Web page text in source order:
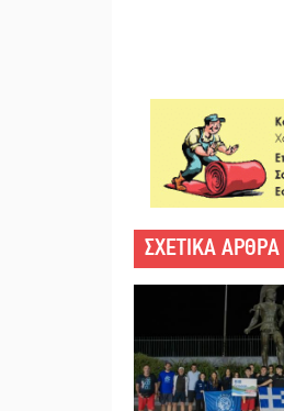
ΣΧΕΤΙΚΑ ΑΡΘΡΑ